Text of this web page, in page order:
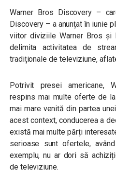
Warner Bros Discovery –
Discovery – a anunțat în iunie
viitor diviziile Warner Bros și
delimita activitatea de
tradiționale de televiziune,
Potrivit presei americane,
respins mai multe oferte de
mai mare venită din partea
acest context, conducerea a
există mai multe părți
serioase sunt ofertele,
exemplu, nu ar dori să
de televiziune.